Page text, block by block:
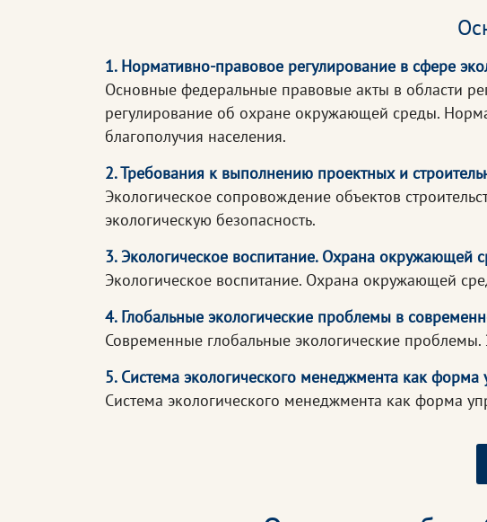
1. Нормативно-правовое регулирование в сфере
Основные федеральные правовые акты в области
регулирование об охране окружающей среды.
благополучия населения.
2. Требования к выполнению проектных и
Экологическое сопровождение объектов
экологическую безопасность.
3. Экологическое воспитание. Охрана окружающей
Экологическое воспитание. Охрана окружающей
4. Глобальные экологические проблемы в
Современные глобальные экологические проблемы.
5. Система экологического менеджмента как
Система экологического менеджмента как форма